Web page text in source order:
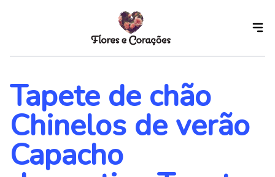
content
Tapete de chão
Chinelos de verão
Capacho